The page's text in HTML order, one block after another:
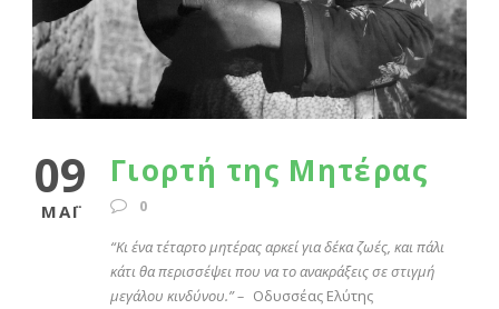
09
ΜΆΙ
Γιορτή της Μητέρας
0
“Κι ένα τέταρτο μητέρας αρκεί για δέκα ζωές, και πάλι
κάτι θα περισσέψει που να το ανακράξεις σε στιγμή
μεγάλου κινδύνου.” – Οδυσσέας Ελύτης